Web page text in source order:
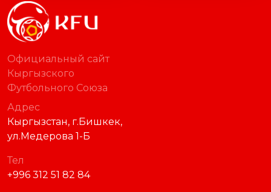
Официальный сайт
Кыргызского
Футбольного Союза
Адрес
Кыргызстан, г.Бишкек,
ул.Медерова 1-Б
Тел
+996 312 51 82 84